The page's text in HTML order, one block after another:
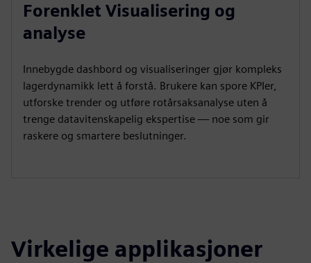
Forenklet Visualisering og
analyse
Innebygde dashbord og visualiseringer gjør kompleks
lagerdynamikk lett å forstå. Brukere kan spore KPIer,
utforske trender og utføre rotårsaksanalyse uten å
trenge datavitenskapelig ekspertise — noe som gir
raskere og smartere beslutninger.
Virkelige applikasjoner